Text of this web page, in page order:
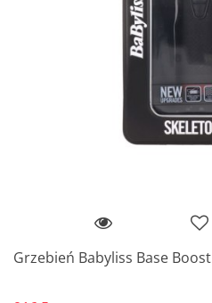
Grzebień Babyliss Base Boost